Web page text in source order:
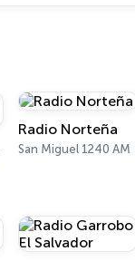
Radio Norteña
San Miguel 1240 AM